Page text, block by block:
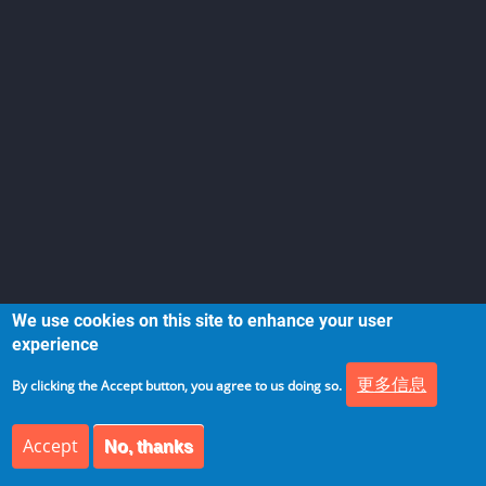
We use cookies on this site to enhance your user
experience
By clicking the Accept button, you agree to us doing so. 更多信息
Accept No, thanks